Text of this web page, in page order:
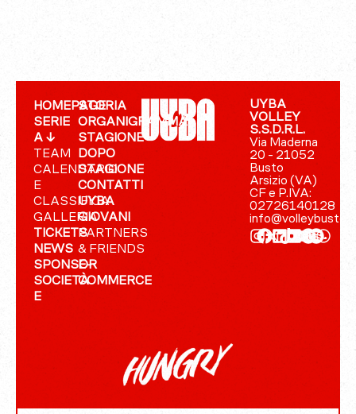
HOMEPAGE
SERIE
A ↓
TEAM
CALENDARIO
E
CLASSIFICA
GALLERIA
TICKETS
NEWS
SPONSOR
SOCIETÀ
E
STORIA
ORGANIGRAMMA
STAGIONE
DOPO
STAGIONE
CONTATTI
UYBA
GIOVANI
PARTNERS
& FRIENDS
E-
COMMERCE
UYBA
VOLLEY
S.S.D.R.L.
Via Maderna
20 - 21052
Busto
Arsizio (VA)
CF e P.IVA:
02726140128